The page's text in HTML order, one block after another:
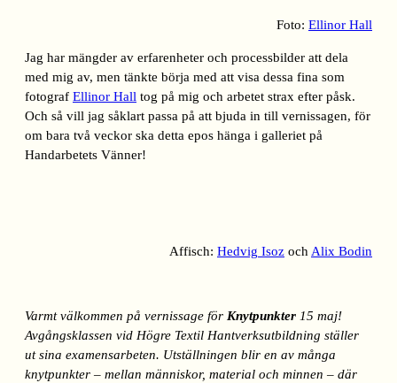
Foto: Ellinor Hall
Jag har mängder av erfarenheter och processbilder att dela
med mig av, men tänkte börja med att visa dessa fina som
fotograf Ellinor Hall tog på mig och arbetet strax efter påsk.
Och så vill jag såklart passa på att bjuda in till vernissagen, för
om bara två veckor ska detta epos hänga i galleriet på
Handarbetets Vänner!
Affisch: Hedvig Isoz ochAlix Bodin
Varmt välkommen på vernissage för Knytpunkter 15 maj!
Avgångsklassen vid Högre Textil Hantverksutbildning ställer
ut sina examens­arbeten. Utställningen blir en av många
knytpunkter – mellan människor, material och minnen – där